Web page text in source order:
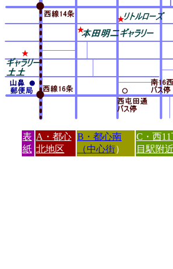
表
紙
A・都心
北地区
B・都心南
（中心街）
C・西
目駅附